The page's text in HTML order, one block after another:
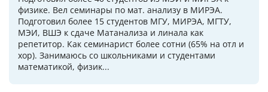
физике. Вел семинары по мат. анализу в МИРЭА.
Подготовил более 15 студентов МГУ, МИРЭА, МГТУ,
МЭИ, ВШЭ к сдаче Матанализа и линала как
репетитор. Как семинарист более сотни (65% на отл и
хор). Занимаюсь со школьниками и студентами
математикой, физик...